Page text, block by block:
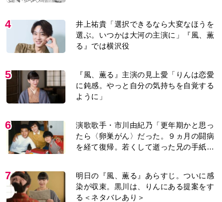
4
井上祐貴「選択できるなら大変なほうを
選ぶ。いつかは大河の主演に」『風、薫
る』では横沢役
5
『風、薫る』主演の見上愛「りんは恋愛
に鈍感。やっと自分の気持ちを自覚する
ように」
6
演歌歌手・市川由紀乃「更年期かと思っ
たら〈卵巣がん〉だった。９ヵ月の闘病
を経て復帰。若くして逝った兄の手紙を
7
明日の『風、薫る』あらすじ。ついに感
染が収束。黒川は、りんにある提案をす
る＜ネタバレあり＞